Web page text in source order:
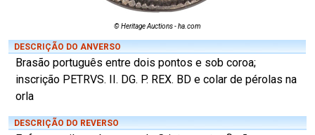
© Heritage Auctions - ha.com
DESCRIÇÃO DO ANVERSO
Brasão português entre dois pontos e sob coroa;
inscrição PETRVS. II. DG. P. REX. BD e colar de pérolas na
orla
DESCRIÇÃO DO REVERSO